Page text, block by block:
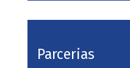
Parcerias